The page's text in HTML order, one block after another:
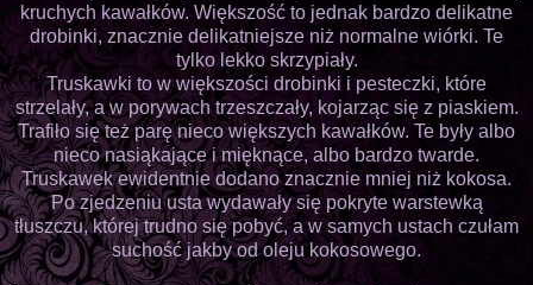
kruchych kawałków. Większość to jednak bardzo delikatne
drobinki, znacznie delikatniejsze niż normalne wiórki. Te
tylko lekko skrzypiały.
Truskawki to w większości drobinki i pesteczki, które
strzelały, a w porywach trzeszczały, kojarząc się z piaskiem.
Trafiło się też parę nieco większych kawałków. Te były albo
nieco nasiąkające i mięknące, albo bardzo twarde.
Truskawek ewidentnie dodano znacznie mniej niż kokosa.
Po zjedzeniu usta wydawały się pokryte warstewką
tłuszczu, której trudno się pobyć, a w samych ustach czułam
suchość jakby od oleju kokosowego.